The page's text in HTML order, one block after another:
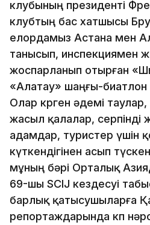
клубының президенті
клубтың бас хатшысы
елордамыз Астана мен
танысып, инспекциямен
жоспарланып отырған
«Алатау» шаңғы-
Олар көрген әдемі
жасыл қалалар, серпінді
адамдар, туристер үшін
күткендігінен асып
мұның бәрі Орталық
69-шы SCIJ кездесуі
барлық қатысушыларға
репортаждарында көп